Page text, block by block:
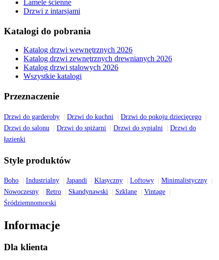
Lamele ścienne
Drzwi z intarsjami
Katalogi do pobrania
Katalog drzwi wewnętrznych 2026
Katalog drzwi zewnętrznych drewnianych 2026
Katalog drzwi stalowych 2026
Wszystkie katalogi
Przeznaczenie
Drzwi do garderoby Drzwi do kuchni
Drzwi do pokoju dziecięcego
Drzwi do salonu
Drzwi do spiżarni Drzwi do sypialni
Drzwi do
łazienki
Style produktów
Boho Industrialny Japandi Klasyczny Loftowy
Minimalistyczny
Nowoczesny
Retro Skandynawski Szklane
Vintage
Śródziemnomorski
Informacje
Dla klienta